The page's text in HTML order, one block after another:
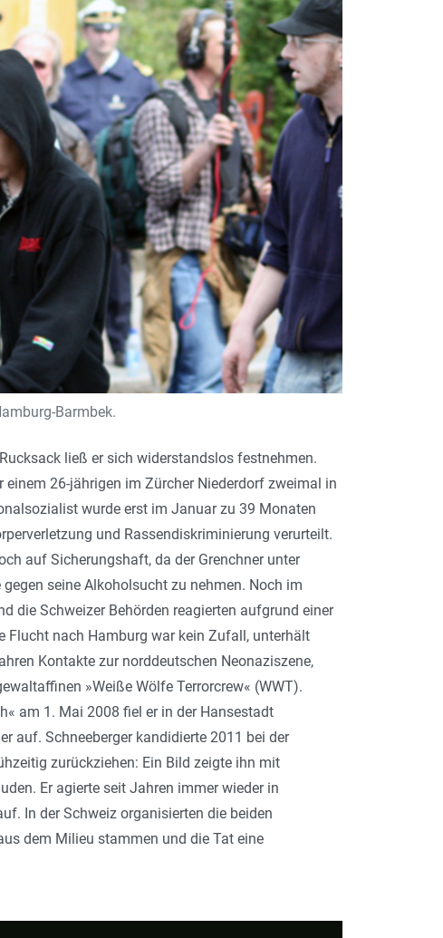
Barmbek.
ließ er sich widerstandslos festnehmen.
einem 26-jährigen im Zürcher Niederdorf zweimal in
wurde erst im Januar zu 39 Monaten
und Rassendiskriminierung verurteilt.
auf Sicherungshaft, da der Grenchner unter
seine Alkoholsucht zu nehmen. Noch im
die Schweizer Behörden reagierten aufgrund einer
Flucht nach Hamburg war kein Zufall, unterhält
Kontakte zur norddeutschen Neonaziszene,
»Weiße Wölfe Terrorcrew« (WWT).
am 1. Mai 2008 fiel er in der Hansestadt
auf. Schneeberger kandidierte 2011 bei der
zurückziehen: Ein Bild zeigte ihn mit
Er agierte seit Jahren immer wieder in
In der Schweiz organisierten die beiden
dem Milieu stammen und die Tat eine